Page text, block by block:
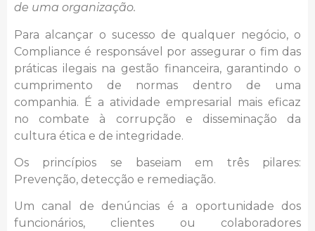
de uma organização.
Para alcançar o sucesso de qualquer negócio, o
Compliance é responsável por assegurar o fim das
práticas ilegais na gestão financeira, garantindo o
cumprimento de normas dentro de uma
companhia. É a atividade empresarial mais eficaz
no combate à corrupção e disseminação da
cultura ética e de integridade.
Os princípios se baseiam em três pilares:
Prevenção, detecção e remediação.
Um canal de denúncias é a oportunidade dos
funcionários, clientes ou colaboradores